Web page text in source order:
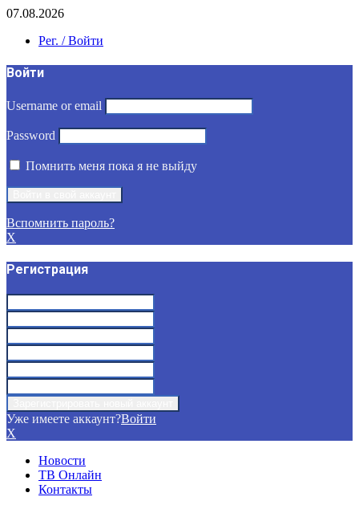
07.08.2026
Рег. / Войти
Войти
Username or email
Password
Помнить меня пока я не выйду
Вспомнить пароль?
X
Регистрация
Уже имеете аккаунт?Войти
X
Новости
ТВ Онлайн
Контакты